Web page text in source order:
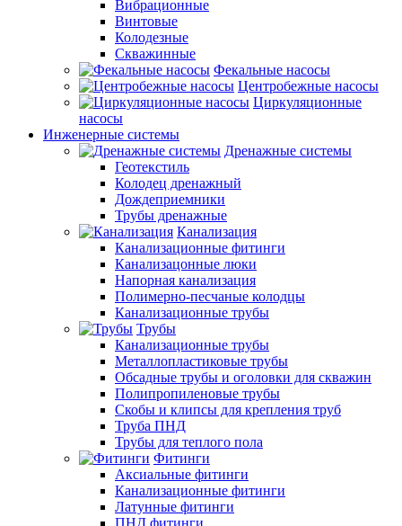
Вибрационные
Винтовые
Колодезные
Скважинные
Фекальные насосы
Центробежные насосы
Циркуляционные
насосы
Инженерные системы
Дренажные системы
Геотекстиль
Колодец дренажный
Дождеприемники
Трубы дренажные
Канализация
Канализационные фитинги
Канализацонные люки
Напорная канализация
Полимерно-песчаные колодцы
Канализационные трубы
Трубы
Канализационные трубы
Металлопластиковые трубы
Обсадные трубы и оголовки для скважин
Полипропиленовые трубы
Скобы и клипсы для крепления труб
Труба ПНД
Трубы для теплого пола
Фитинги
Аксиальные фитинги
Канализационные фитинги
Латунные фитинги
ПНД фитинги